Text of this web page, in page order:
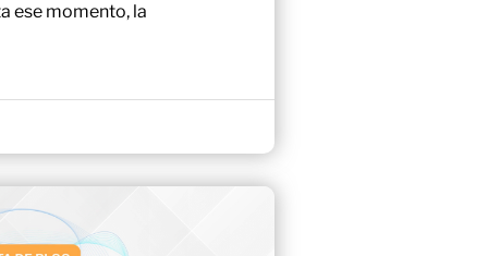
ese momento, la